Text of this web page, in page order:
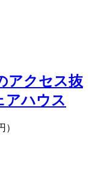
アクセス抜
アハウス